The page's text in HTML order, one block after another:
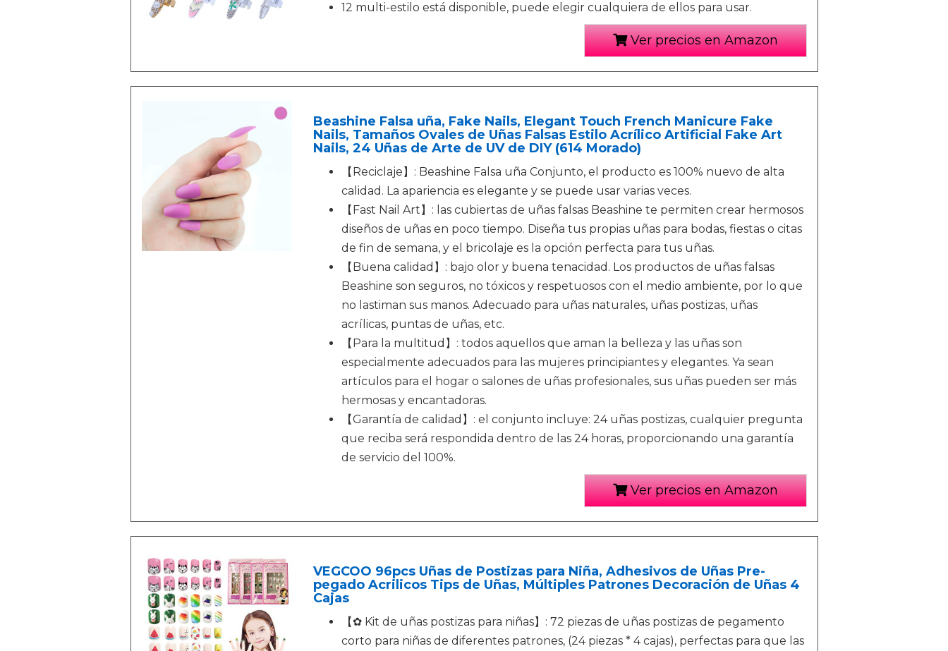
12 multi-estilo está disponible, puede elegir cualquiera de ellos para usar.
Ver precios en Amazon
Beashine Falsa uña, Fake Nails, Elegant Touch French Manicure Fake
Nails, Tamaños Ovales de Uñas Falsas Estilo Acrílico Artificial Fake Art
Nails, 24 Uñas de Arte de UV de DIY (614 Morado)
【Reciclaje】: Beashine Falsa uña Conjunto, el producto es 100% nuevo de alta
calidad. La apariencia es elegante y se puede usar varias veces.
【Fast Nail Art】: las cubiertas de uñas falsas Beashine te permiten crear hermosos
diseños de uñas en poco tiempo. Diseña tus propias uñas para bodas, fiestas o citas
de fin de semana, y el bricolaje es la opción perfecta para tus uñas.
【Buena calidad】: bajo olor y buena tenacidad. Los productos de uñas falsas
Beashine son seguros, no tóxicos y respetuosos con el medio ambiente, por lo que
no lastiman sus manos. Adecuado para uñas naturales, uñas postizas, uñas
acrílicas, puntas de uñas, etc.
【Para la multitud】: todos aquellos que aman la belleza y las uñas son
especialmente adecuados para las mujeres principiantes y elegantes. Ya sean
artículos para el hogar o salones de uñas profesionales, sus uñas pueden ser más
hermosas y encantadoras.
【Garantía de calidad】: el conjunto incluye: 24 uñas postizas, cualquier pregunta
que reciba será respondida dentro de las 24 horas, proporcionando una garantía
de servicio del 100%.
Ver precios en Amazon
VEGCOO 96pcs Uñas de Postizas para Niña, Adhesivos de Uñas Pre-
pegado Acrilicos Tips de Uñas, Múltiples Patrones Decoración de Uñas 4
Cajas
【✿ Kit de uñas postizas para niñas】: 72 piezas de uñas postizas de pegamento
corto para niñas de diferentes patrones, (24 piezas * 4 cajas), perfectas para que las